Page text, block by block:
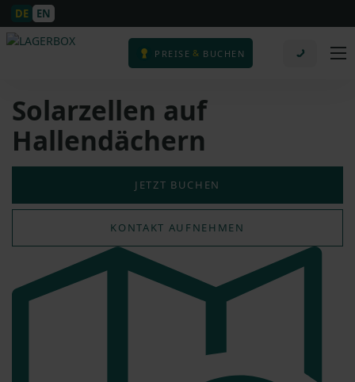
DE EN
PREISE & BUCHEN
Solarzellen auf
Hallendächern
JETZT BUCHEN
KONTAKT AUFNEHMEN